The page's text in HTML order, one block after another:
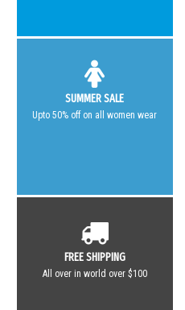
SUMMER SALE
Upto 50% off on all women wear
FREE SHIPPING
All over in world over $100